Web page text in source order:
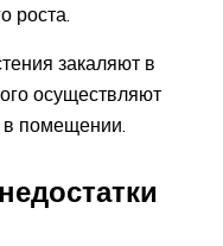
роста.
закаляют в
осуществляют
помещении.